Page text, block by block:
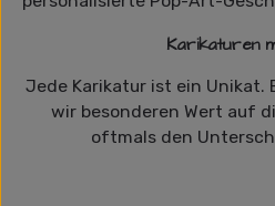
Karikaturen
Jede Karikatur ist ein Unikat.
wir besonderen Wert auf
oftmals den